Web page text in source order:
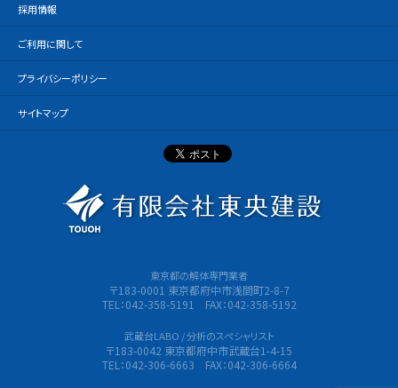
採用情報
ご利用に関して
プライバシーポリシー
サイトマップ
東京都の解体専門業者
〒183-0001 東京都府中市浅間町2-8-7
TEL：042-358-5191 FAX：042-358-5192
武蔵台LABO / 分析のスペシャリスト
〒183-0042 東京都府中市武蔵台1-4-15
TEL：042-306-6663 FAX：042-306-6664